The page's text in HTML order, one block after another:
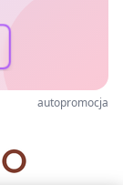
autopromocja